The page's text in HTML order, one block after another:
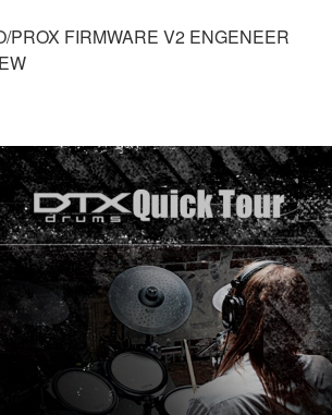
PROX FIRMWARE V2 ENGENEER